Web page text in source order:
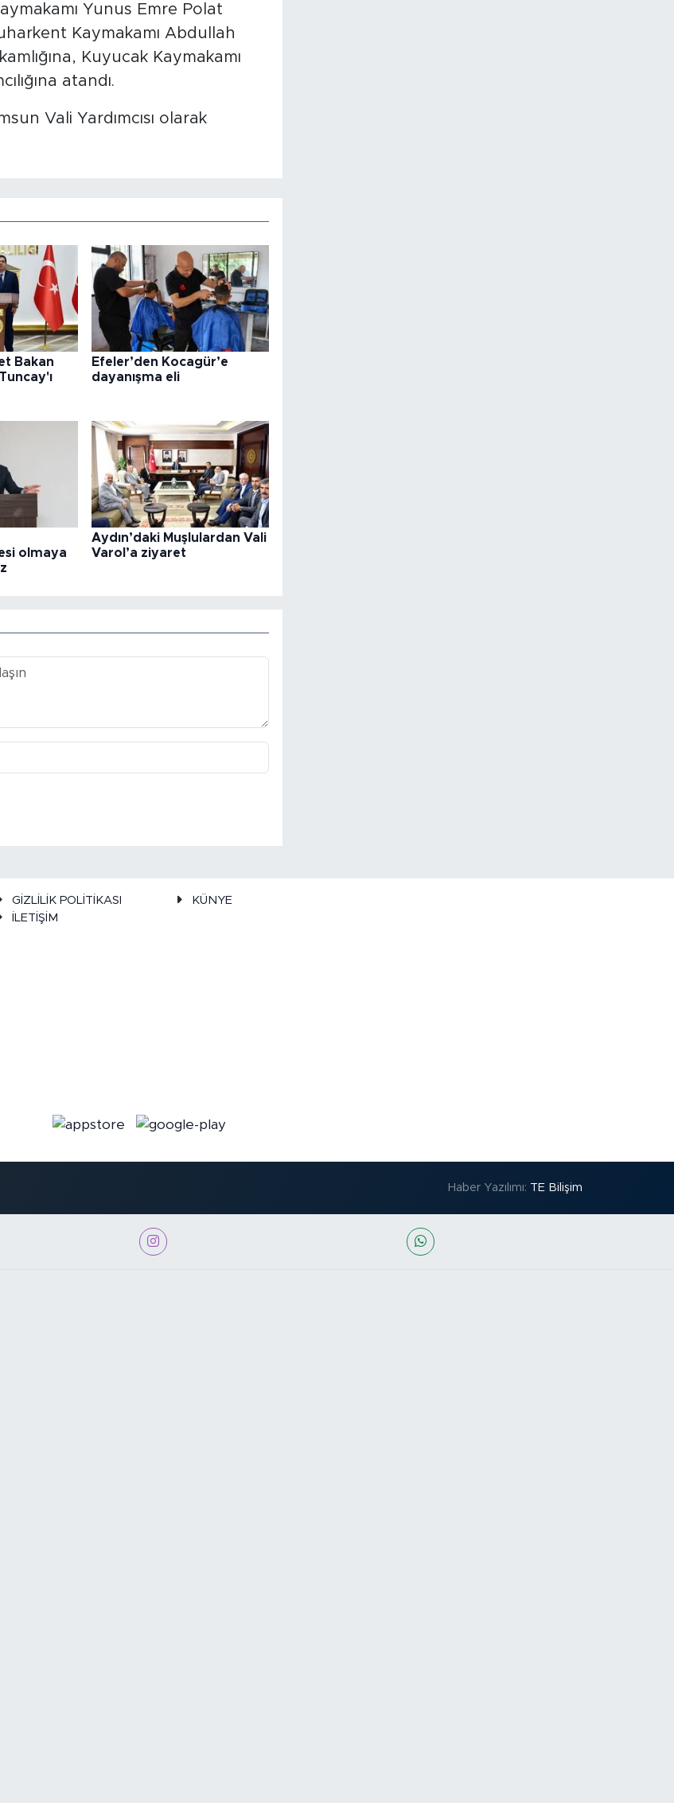
Yunus Emre Polat
Kaymakamı Abdullah
Kuyucak Kaymakamı
atandı.
Vali Yardımcısı olarak
Bakan
Efeler’den Kocagür’e
dayanışma eli
olmaya
Aydın’daki Muşlulardan Vali
Varol’a ziyaret
GİZLİLİK POLİTİKASI
KÜNYE
İLETİŞİM
Haber Yazılımı: TE Bilişim